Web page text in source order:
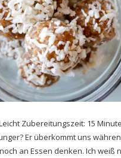
Zubereitungszeit: 15
Er überkommt uns
an Essen denken. Ich weiß